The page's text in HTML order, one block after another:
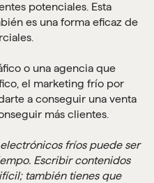
potenciales. Esta
es una forma eficaz de
o una agencia que
el marketing frío por
a conseguir una venta
más clientes.
fríos puede ser
Escribir contenidos
también tienes que